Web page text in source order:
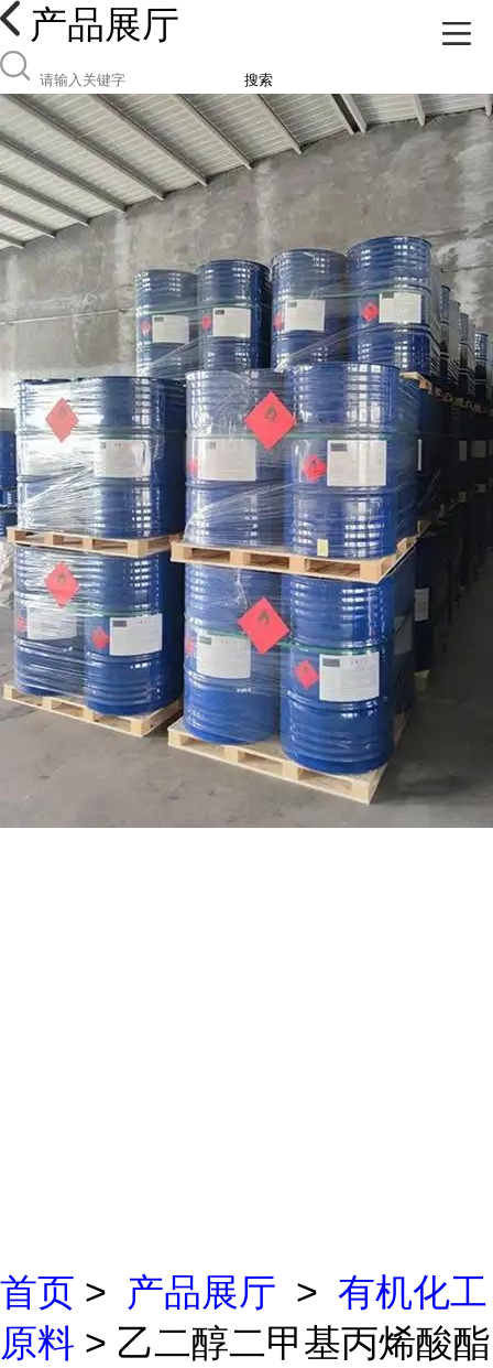
产品展厅
搜索
首页 > 产品展厅 > 有机化工
原料 > 乙二醇二甲基丙烯酸酯